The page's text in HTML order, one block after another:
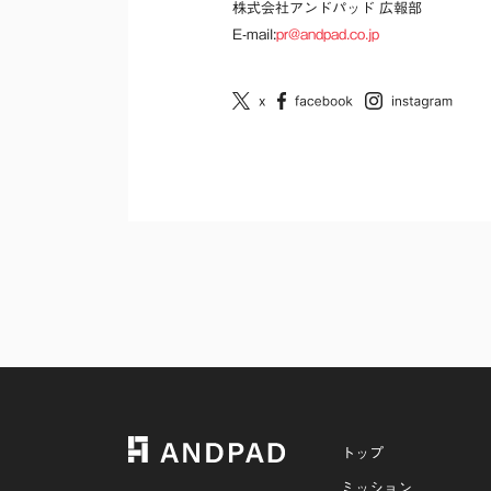
株式会社アンドパッド 広報部
E-mail:pr@andpad.co.jp
トップ